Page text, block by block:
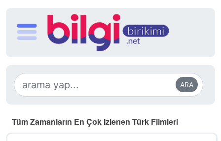
ARA
Tüm Zamanların En Çok Izlenen Türk Filmleri